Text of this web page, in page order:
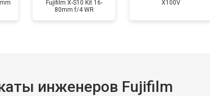
Fujifilm X-S10 Kit 16-
80mm f/4 WR
X100V
инженеров Fujifilm